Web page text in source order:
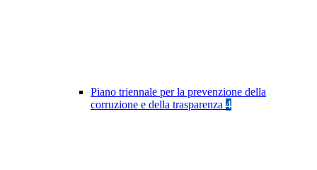
Piano triennale per la prevenzione della
corruzione e della trasparenza 4